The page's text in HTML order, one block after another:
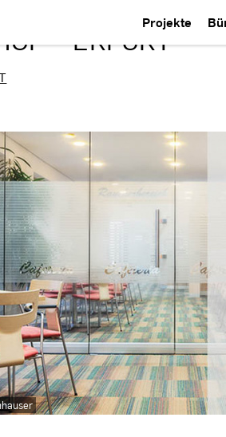
Projekte
· ERFURT